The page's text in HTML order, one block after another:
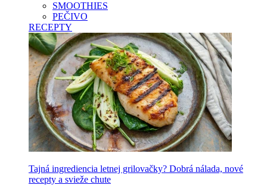
SMOOTHIES
PEČIVO
RECEPTY
Tajná ingrediencia letnej grilovačky? Dobrá nálada, nové
recepty a svieže chute